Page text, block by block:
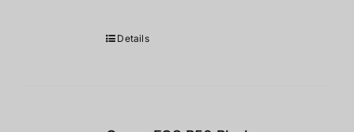
Details